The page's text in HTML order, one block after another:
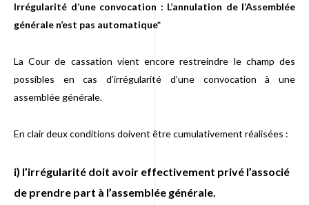
Irrégularité d’une convocation : L’annulation de l’Assemblée
générale n’est pas automatique*
La Cour de cassation vient encore restreindre le champ des
possibles en cas d’irrégularité d’une convocation à une
assemblée générale.
En clair deux conditions doivent être cumulativement réalisées :
i) l’irrégularité doit avoir effectivement privé l’associé
de prendre part à l’assemblée générale.